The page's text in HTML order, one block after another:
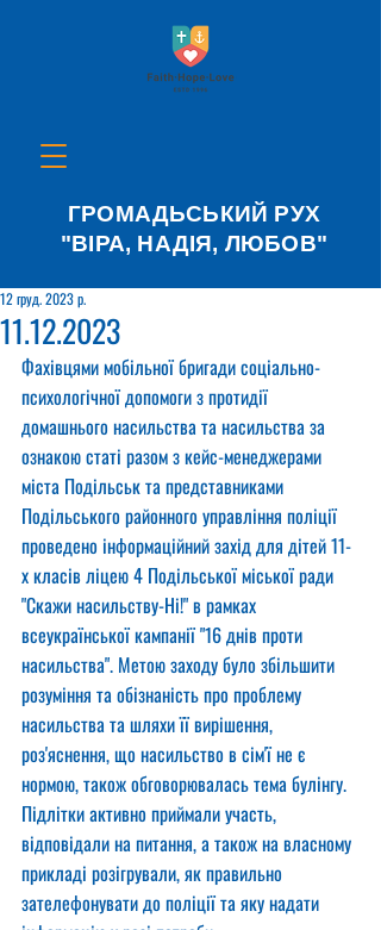
ГРОМАДЬСЬКИЙ РУХ
"ВІРА, НАДІЯ, ЛЮБОВ"
11.12.2023
12 груд. 2023 р.
Фахівцями мобільної бригади соціально-
психологічної допомоги з протидії
домашнього насильства та насильства за
ознакою статі разом з кейс-менеджерами
міста Подільськ та представниками
Подільського районного управління поліції
проведено інформаційний захід для дітей 11-
х класів ліцею 4 Подільської міської ради
"Скажи насильству-Ні!" в рамках
всеукраїнської кампанії "16 днів проти
насильства". Метою заходу було збільшити
розуміння та обізнаність про проблему
насильства та шляхи її вирішення,
роз'яснення, що насильство в сім'ї не є
нормою, також обговорювалась тема булінгу.
Підлітки активно приймали участь,
відповідали на питання, а також на власному
прикладі розігрували, як правильно
зателефонувати до поліції та яку надати